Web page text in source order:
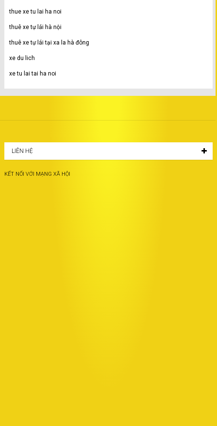
thue xe tu lai ha noi
thuê xe tự lái hà nội
thuê xe tự lái tại xa la hà đông
xe du lich
xe tu lai tai ha noi
LIÊN HỆ
KẾT NỐI VỚI MẠNG XÃ HỘI